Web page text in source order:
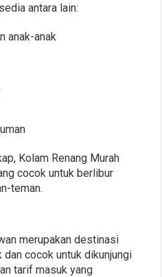
antara lain:
anak-anak
Kolam Renang Murah
cocok untuk berlibur
teman.
merupakan destinasi
cocok untuk dikunjungi
tarif masuk yang